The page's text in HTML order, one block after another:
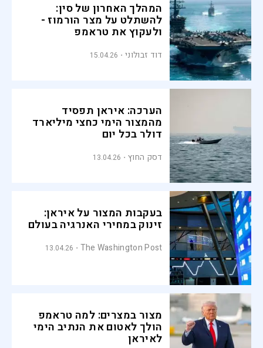
המהלך האחרון של סין:
להשתלט על מצר הורמוז -
ולעקוץ את טראמפ
דוד זבולוני 15.04.26
הערכה: איראן תפסיד
מהמצור הימי כחצי מיליארד
דולר בכל יום
דסק החוץ 13.04.26
בעקבות המצור על איראן:
זינוק במחירי האנרגיה בעולם
The Washington Post
13.04.26
מצור במצרים: למה טראמפ
הולך לאטום את הנתיב הימי
לאיראן